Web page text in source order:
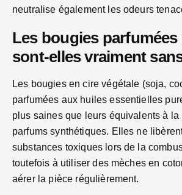
neutralise également les odeurs
Les bougies
sont-elles vraiment
Les bougies en cire végétale (soja,
parfumées aux huiles essentielles
plus saines que leurs équivalents à la
parfums synthétiques. Elles ne
substances toxiques lors de la
toutefois à utiliser des mèches en
aérer la pièce régulièrement.